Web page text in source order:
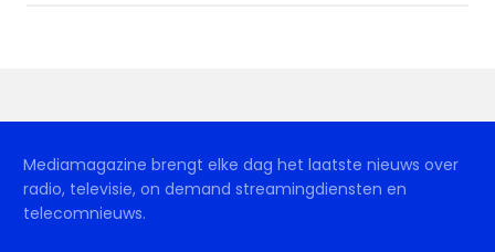
Mediamagazine brengt elke dag het laatste nieuws over
radio, televisie, on demand streamingdiensten en
telecomnieuws.